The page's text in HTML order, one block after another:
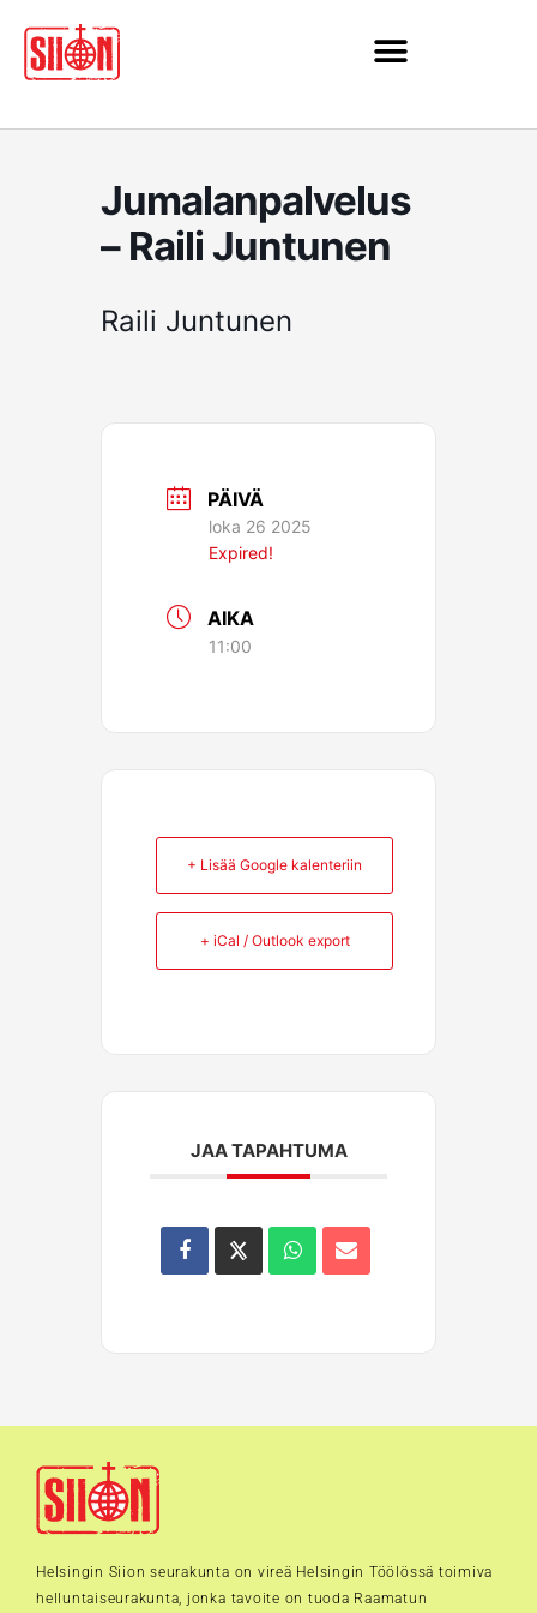
sisältöön
Jumalanpalvelus
– Raili Juntunen
Raili Juntunen
PÄIVÄ
loka 26 2025
Expired!
AIKA
11:00
+ Lisää Google kalenteriin
+ iCal / Outlook export
JAA TAPAHTUMA
Helsingin Siion seurakunta on vireä Helsingin Töölössä toimiva
helluntaiseurakunta, jonka tavoite on tuoda Raamatun